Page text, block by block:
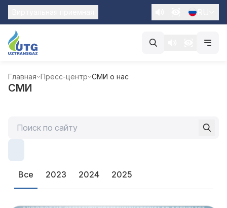
Главная Пресс-центр СМИ о нас
СМИ
Все 2023 2024 2025